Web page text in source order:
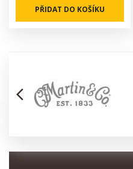
PŘIDAT DO KOŠÍKU
arrow_back_ios